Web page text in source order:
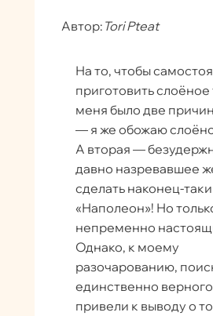
Автор: Tori Pteat
На то, чтобы
приготовить слоёное
меня было две
— я же обожаю
А вторая —
давно назревавшее
сделать наконец-таки
«Наполеон»! Но
непременно
Однако, к моему
разочарованию,
единственно
привели к выводу о